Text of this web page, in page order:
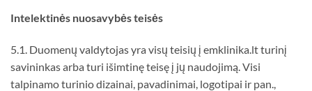
Intelektinės nuosavybės teisės
5.1. Duomenų valdytojas yra visų teisių į emklinika.lt turinį
savininkas arba turi išimtinę teisę į jų naudojimą. Visi
talpinamo turinio dizainai, pavadinimai, logotipai ir pan.,